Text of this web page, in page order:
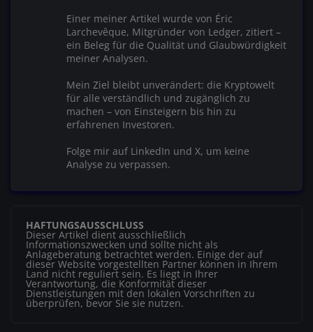
Einer meiner Artikel wurde von Éric
Larchevêque, Mitgründer von Ledger, zitiert –
ein Beleg für die Qualität und Glaubwürdigkeit
meiner Analysen.
Mein Ziel bleibt unverändert: die Kryptowelt
für alle verständlich und zugänglich zu
machen – von Einsteigern bis hin zu
erfahrenen Investoren.
Folge mir auf LinkedIn und X, um keine
Analyse zu verpassen.
HAFTUNGSAUSSCHLUSS
Dieser Artikel dient ausschließlich
Informationszwecken und sollte nicht als
Anlageberatung betrachtet werden. Einige der auf
dieser Website vorgestellten Partner können in Ihrem
Land nicht reguliert sein. Es liegt in Ihrer
Verantwortung, die Konformität dieser
Dienstleistungen mit den lokalen Vorschriften zu
überprüfen, bevor Sie sie nutzen.